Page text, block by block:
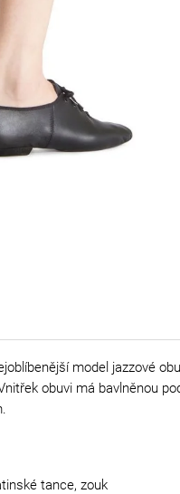
model jazzové
obuvi má bavlněnou
tance, zouk